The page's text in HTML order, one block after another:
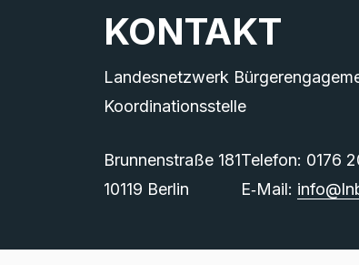
KONTAKT
Landesnetzwerk
Koordinationsstelle
Brunnenstraße 181
10119 Berlin
Telefon: 0176
E‑Mail: